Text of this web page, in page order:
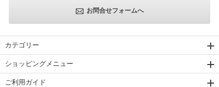
お問合せフォームへ
カテゴリー
ショッピングメニュー
ご利用ガイド